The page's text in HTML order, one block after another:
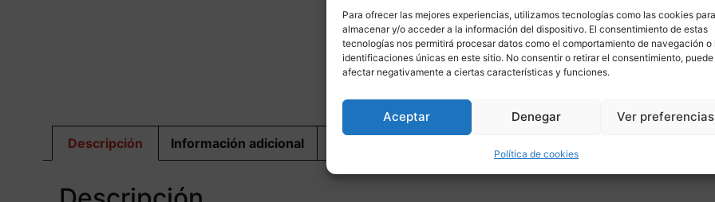
Para ofrecer las mejores experiencias, utilizamos tecnologías como las cookies para
almacenar y/o acceder a la información del dispositivo. El consentimiento de estas
tecnologías nos permitirá procesar datos como el comportamiento de navegación o
identificaciones únicas en este sitio. No consentir o retirar el consentimiento, puede
afectar negativamente a ciertas características y funciones.
Aceptar Denegar Ver preferencias
Política de cookies
Más información
Descripción Información adicional